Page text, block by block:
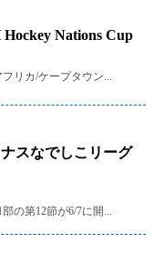
Nations Cup
リカ/ケープタウン...
ナスなでしこリーグ
の第12節が6/7に開...